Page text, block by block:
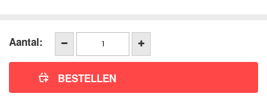
Aantal: